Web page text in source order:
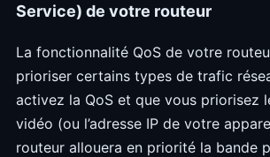
Service) de votre routeur
La fonctionnalité QoS de votre
prioriser certains types de trafic
activez la QoS et que vous priorisez
vidéo (ou l’adresse IP de votre
routeur allouera en priorité la bande